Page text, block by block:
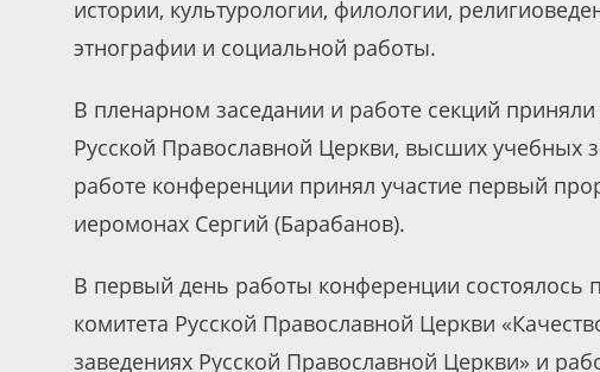
истории, культурологии, филологии,
этнографии и социальной работы.
В пленарном заседании и работе секций
Русской Православной Церкви, высших учебных
работе конференции принял участие первый
иеромонах Сергий (Барабанов).
В первый день работы конференции состоялось
комитета Русской Православной Церкви
заведениях Русской Православной Церкви» и